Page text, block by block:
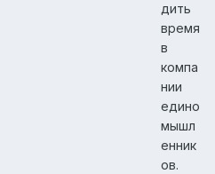
дить
время
в
компа
нии
едино
мышл
енник
ов.